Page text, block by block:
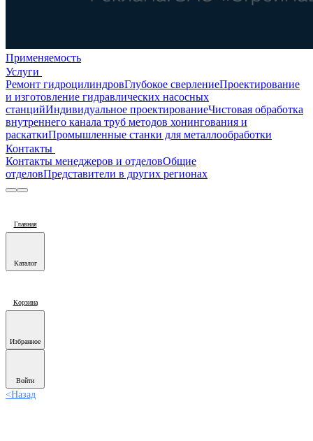
Применяемость
Услуги
Ремонт гидроцилиндровГлубокое сверлениеПроектирование
и изготовление гидравлических насосных
станцийИндивидуальное проектированиеЧистовая обработка
внутреннего канала труб методов хонингования и
раскаткиПромышленные станки для металлообработки
Контакты
Контакты менеджеров и отделовОбщие
отделовПредставители в других регионах
Главная
Каталог
Корзина
Избранное
Войти
<Назад